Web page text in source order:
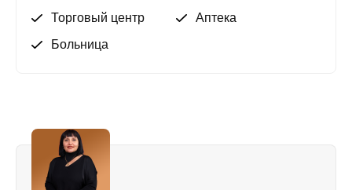
привлекательность
Торговый центр
Аптека
Больница